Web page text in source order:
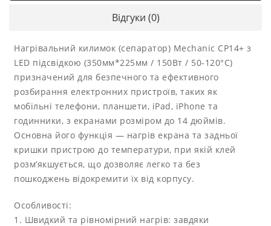
Відгуки (0)
Нагрівальний килимок (сепаратор) Mechanic CP14+ з
LED підсвідкою (350мм*225мм / 150Вт / 50-120°C)
призначений для безпечного та ефективного
розбирання електронних пристроїв, таких як
мобільні телефони, планшети, iPad, iPhone та
годинники, з екранами розміром до 14 дюймів.
Основна його функція — нагрів екрана та задньої
кришки пристрою до температури, при якій клей
розм’якшується, що дозволяє легко та без
пошкоджень відокремити їх від корпусу.
Особливості:
1. Швидкий та рівномірний нагрів: завдяки